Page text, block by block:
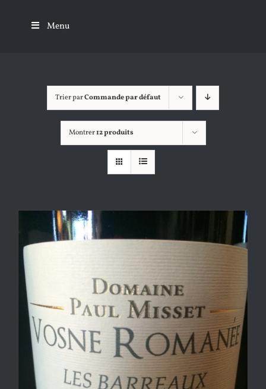
Menu
Trier parCommande par défaut
Montrer12 produits